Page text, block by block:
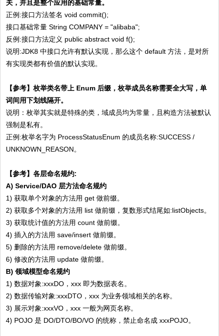
关，并且是整个应用的基础常量。
正例:接口方法签名 void commit();
接口基础常量 String COMPANY = "alibaba";
反例:接口方法定义 public abstract void f();
说明:JDK8 中接口允许有默认实现，那么这个 default 方法，是对所
有实现类都有价值的默认实现。
【参考】枚举类名带上 Enum 后缀，枚举成员名称需要全大写，单
词间用下划线隔开。
说明：枚举其实就是特殊的类，域成员均为常量，且构造方法被默认
强制是私有。
正例:枚举名字为 ProcessStatusEnum 的成员名称:SUCCESS /
UNKNOWN_REASON。
【参考】各层命名规约:
A) Service/DAO 层方法命名规约
1) 获取单个对象的方法用 get 做前缀。
2) 获取多个对象的方法用 list 做前缀，复数形式结尾如:listObjects。
3) 获取统计值的方法用 count 做前缀。
4) 插入的方法用 save/insert 做前缀。
5) 删除的方法用 remove/delete 做前缀。
6) 修改的方法用 update 做前缀。
B) 领域模型命名规约
1) 数据对象:xxxDO，xxx 即为数据表名。
2) 数据传输对象:xxxDTO，xxx 为业务领域相关的名称。
3) 展示对象:xxxVO，xxx 一般为网页名称。
4) POJO 是 DO/DTO/BO/VO 的统称，禁止命名成 xxxPOJO。